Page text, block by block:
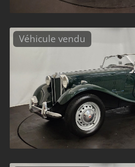
Véhicule vendu